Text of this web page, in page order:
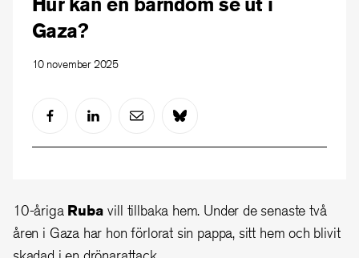
Gaza?
10 november 2025
10-åriga Ruba vill tillbaka hem. Under de senaste två
åren i Gaza har hon förlorat sin pappa, sitt hem och blivit